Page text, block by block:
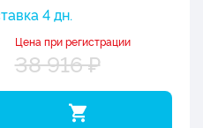
4 дн.
Цена при регистрации
38 916 ₽